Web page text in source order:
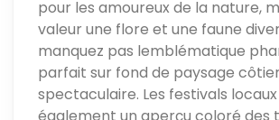
pour les amoureux de la nature,
valeur une flore et une faune
manquez pas lemblématique
parfait sur fond de paysage côtier
spectaculaire. Les festivals